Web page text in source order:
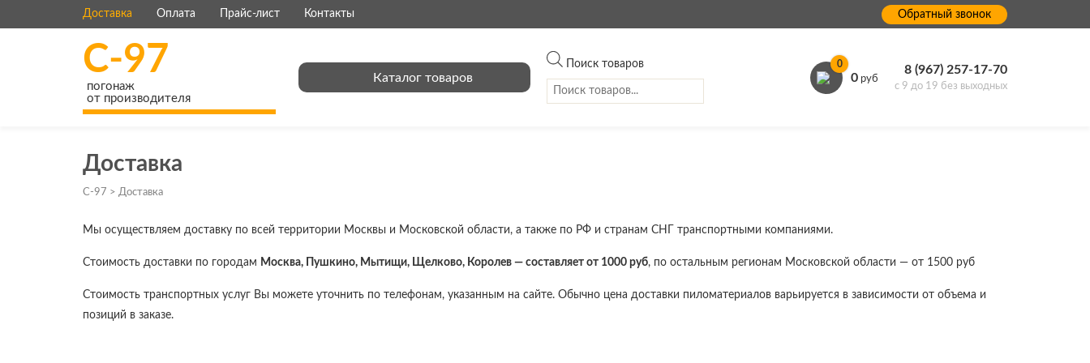
Доставка Оплата Прайс-лист Контакты Обратный звонок
C-97
погонаж
от производителя
Каталог товаров
Поиск товаров 0
0 руб
8 (967) 257-17-70
с 9 до 19 без выходных
Доставка
C-97 > Доставка
Мы осуществляем доставку по всей территории Москвы и Московской области, а также по РФ и странам СНГ транспортными компаниями.
Стоимость доставки по городам Москва, Пушкино, Мытищи, Щелково, Королев — составляет от 1000 руб, по остальным регионам Московской области — от 1500 руб
Стоимость транспортных услуг Вы можете уточнить по телефонам, указанным на сайте. Обычно цена доставки пиломатериалов варьируется в зависимости от объема и
позиций в заказе.